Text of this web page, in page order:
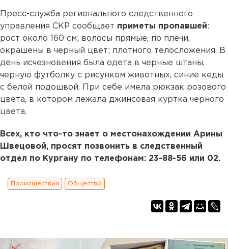
Пресс-служба регионального следственного
управления СКР сообщает приметы пропавшей:
рост около 160 см; волосы прямые, по плечи,
окрашены в черный цвет; плотного телосложения. В
день исчезновения была одета в черные штаны,
черную футболку с рисунком животных, синие кеды
с белой подошвой. При себе имела рюкзак розового
цвета, в котором лежала джинсовая куртка черного
цвета.
Всех, кто что-то знает о местонахождении Арины
Швецовой, просят позвонить в следственный
отдел по Кургану по телефонам: 23-88-56 или 02.
Происшествия Общество